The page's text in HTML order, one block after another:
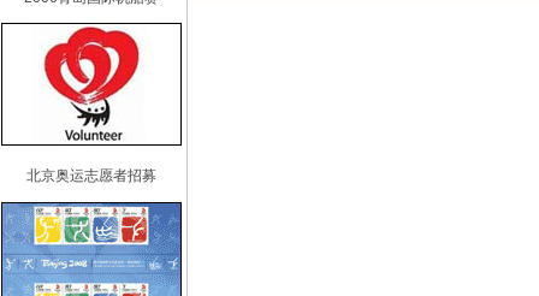
北京奥运志愿者招募